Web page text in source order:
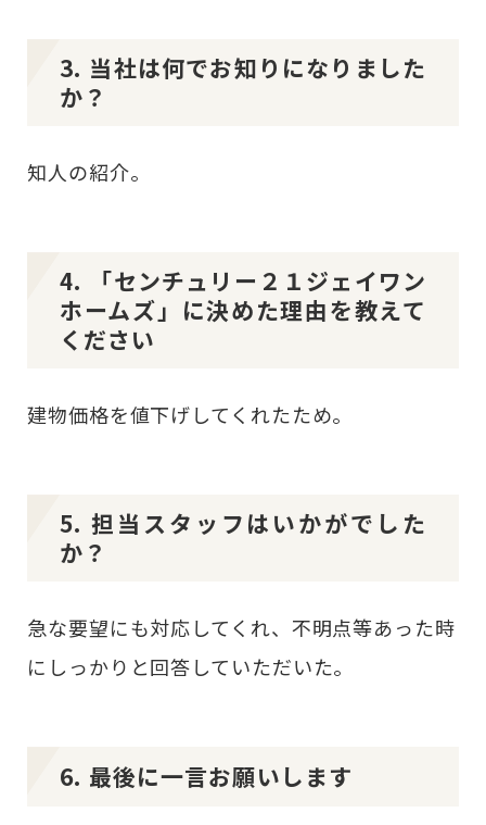
3. 当社は何でお知りになりました
か？
知人の紹介。
4. 「センチュリー２１ジェイワン
ホームズ」に決めた理由を教えて
ください
建物価格を値下げしてくれたため。
5. 担当スタッフはいかがでした
か？
急な要望にも対応してくれ、不明点等あった時
にしっかりと回答していただいた。
6. 最後に一言お願いします